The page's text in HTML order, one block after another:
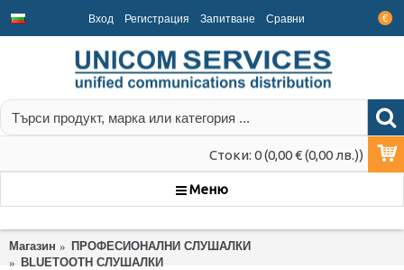
€
Вход Регистрация Запитване Срaвни
Стоки: 0 (0,00 € (0,00 лв.))
Меню
Магазин
ПРОФЕСИОНАЛНИ СЛУШАЛКИ
BLUETOOTH СЛУШАЛКИ